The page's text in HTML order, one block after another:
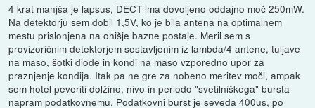
4 krat manjša je lapsus, DECT ima dovoljeno oddajno moč 250mW.
Na detektorju sem dobil 1,5V, ko je bila antena na optimalnem
mestu prislonjena na ohišje bazne postaje. Meril sem s
provizoričnim detektorjem sestavljenim iz lambda/4 antene, tuljave
na maso, šotki diode in kondi na maso vzporedno upor za
praznjenje kondija. Itak pa ne gre za nobeno meritev moči, ampak
sem hotel peveriti dolžino, nivo in periodo "svetilniškega" bursta
napram podatkovnemu. Podatkovni burst je seveda 400us, po